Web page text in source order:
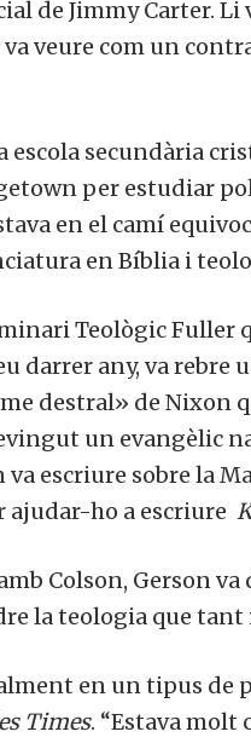
de Jimmy Carter.
veure com un
escola secundària
per estudiar
en el camí
en Bíblia i
Teològic Fuller
darrer any, va rebre
destral» de Nixon
un evangèlic
escriure sobre la
ajudar-ho a escriure
Colson, Gerson
la teologia que
en un tipus
Times. “Estava molt